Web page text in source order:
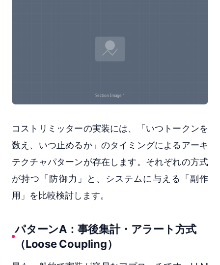
コストリミッターの実装には、「いつトークンを
数え、いつ止めるか」のタイミングによるアーキ
テクチャパターンが存在します。それぞれの方式
が持つ「防御力」と、システムに与える「副作
用」を比較検討します。
パターンA：事後集計・アラート方式
（Loose Coupling）